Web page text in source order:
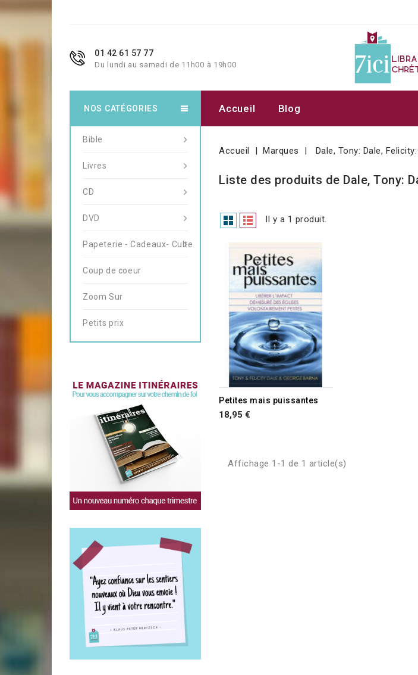
01 42 61 57 77
Du lundi au samedi de 11h00 à 19h00
Accueil Blog
NOS CATÉGORIES
Bible
Livres
CD
DVD
Papeterie - Cadeaux- Culte
Coup de coeur
Zoom Sur
Petits prix
Accueil Marques Dale, Tony: Dale,
Liste des produits de Dale, Tony:
Il y a 1 produit.
RUPTURE DE STOCK
Petites mais puissantes
18,95 €
Affichage 1-1 de 1 article(s)